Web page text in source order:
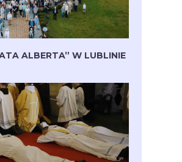
ALBERTA” W LUBLINIE